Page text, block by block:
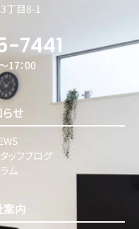
丁目8-1
7441
17：00
せ
ッフブログ
ム
内